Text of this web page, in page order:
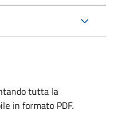
tutta la
in formato PDF.